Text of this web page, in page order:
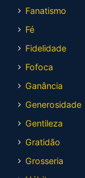
Fanatismo
Fé
Fidelidade
Fofoca
Ganância
Generosidade
Gentileza
Gratidão
Grosseria